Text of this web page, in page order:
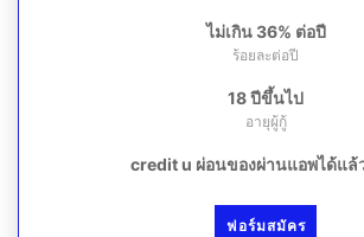
ไม่เกิน 36% ต่อปี
ร้อยละต่อปี
18 ปีขึ้นไป
อายุผู้กู้
credit u ผ่อนของผ่านแอพได้แล้
ฟอร์มสมัคร